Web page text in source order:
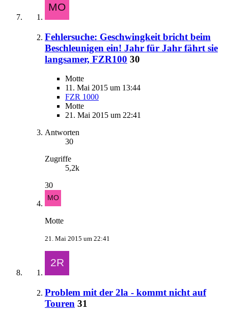
Fehlersuche: Geschwingkeit bricht beim
Beschleunigen ein! Jahr für Jahr fährt sie
langsamer, FZR100 30
Motte
11. Mai 2015 um 13:44
FZR 1000
Motte
21. Mai 2015 um 22:41
Antworten
30
Zugriffe
5,2k
30
Motte
21. Mai 2015 um 22:41
Problem mit der 2la - kommt nicht auf
Touren 31